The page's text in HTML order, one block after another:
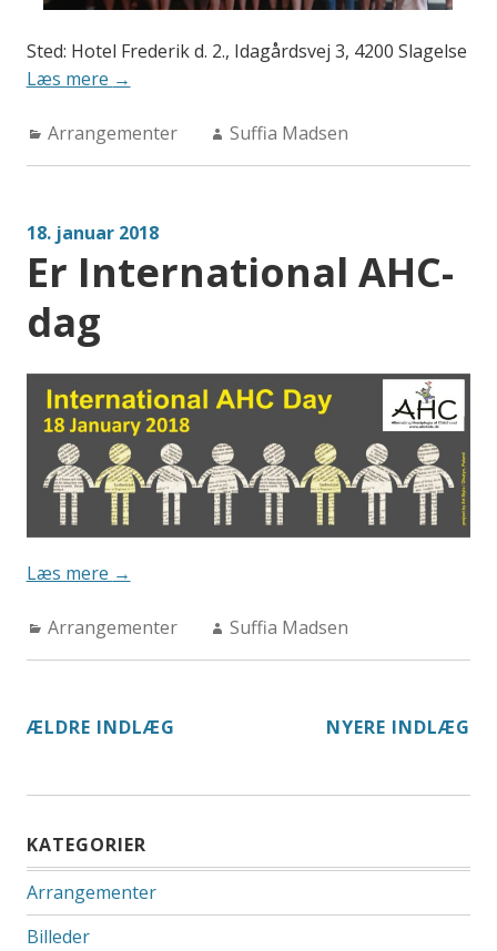
Sted: Hotel Frederik d. 2., Idagårdsvej 3, 4200 Slagelse
Læs mere “Temadag
26.maj
2018”
→
Categories:
Arrangementer Author:
Suffia Madsen
18. januar 2018
Er International AHC-
dag
Læs mere “Er
AHC-
dag”
→
Categories:
Arrangementer Author:
Suffia Madsen
NAVIGATION
INDLÆG
ÆLDRE INDLÆG NYERE INDLÆG
KATEGORIER
Arrangementer
Billeder